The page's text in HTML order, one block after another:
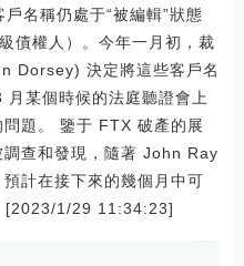
名稱仍處于“被編輯”狀態
債權人）。今年一月初，裁
Dorsey) 決定將這些客戶名
某個時候的法庭聽證會上
題。 鑒于 FTX 破產的展
調查和發現，隨著 John Ray
計在接下來的幾個月中可
[2023/1/29 11:34:23]